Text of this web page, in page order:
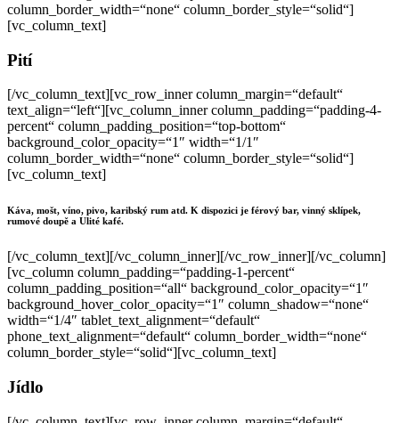
column_border_width=“none“ column_border_style=“solid“]
[vc_column_text]
Pití
[/vc_column_text][vc_row_inner column_margin=“default“
text_align=“left“][vc_column_inner column_padding=“padding-4-
percent“ column_padding_position=“top-bottom“
background_color_opacity=“1″ width=“1/1″
column_border_width=“none“ column_border_style=“solid“]
[vc_column_text]
Káva, mošt, víno, pivo, karibský rum atd. K dispozici je férový bar, vinný sklípek,
rumové doupě a Ulité kafé.
[/vc_column_text][/vc_column_inner][/vc_row_inner][/vc_column]
[vc_column column_padding=“padding-1-percent“
column_padding_position=“all“ background_color_opacity=“1″
background_hover_color_opacity=“1″ column_shadow=“none“
width=“1/4″ tablet_text_alignment=“default“
phone_text_alignment=“default“ column_border_width=“none“
column_border_style=“solid“][vc_column_text]
Jídlo